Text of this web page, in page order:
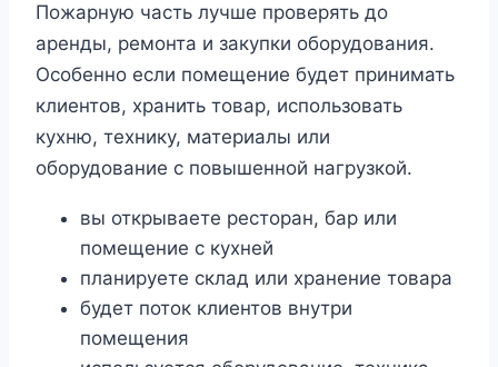
Пожарную часть лучше проверять до
аренды, ремонта и закупки оборудования.
Особенно если помещение будет принимать
клиентов, хранить товар, использовать
кухню, технику, материалы или
оборудование с повышенной нагрузкой.
вы открываете ресторан, бар или
помещение с кухней
планируете склад или хранение товара
будет поток клиентов внутри
помещения